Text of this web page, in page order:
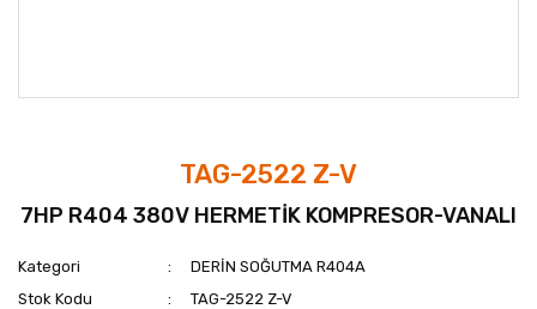
TAG-2522 Z-V
7HP R404 380V HERMETİK KOMPRESOR-VANALI
Kategori
DERİN SOĞUTMA R404A
Stok Kodu
TAG-2522 Z-V